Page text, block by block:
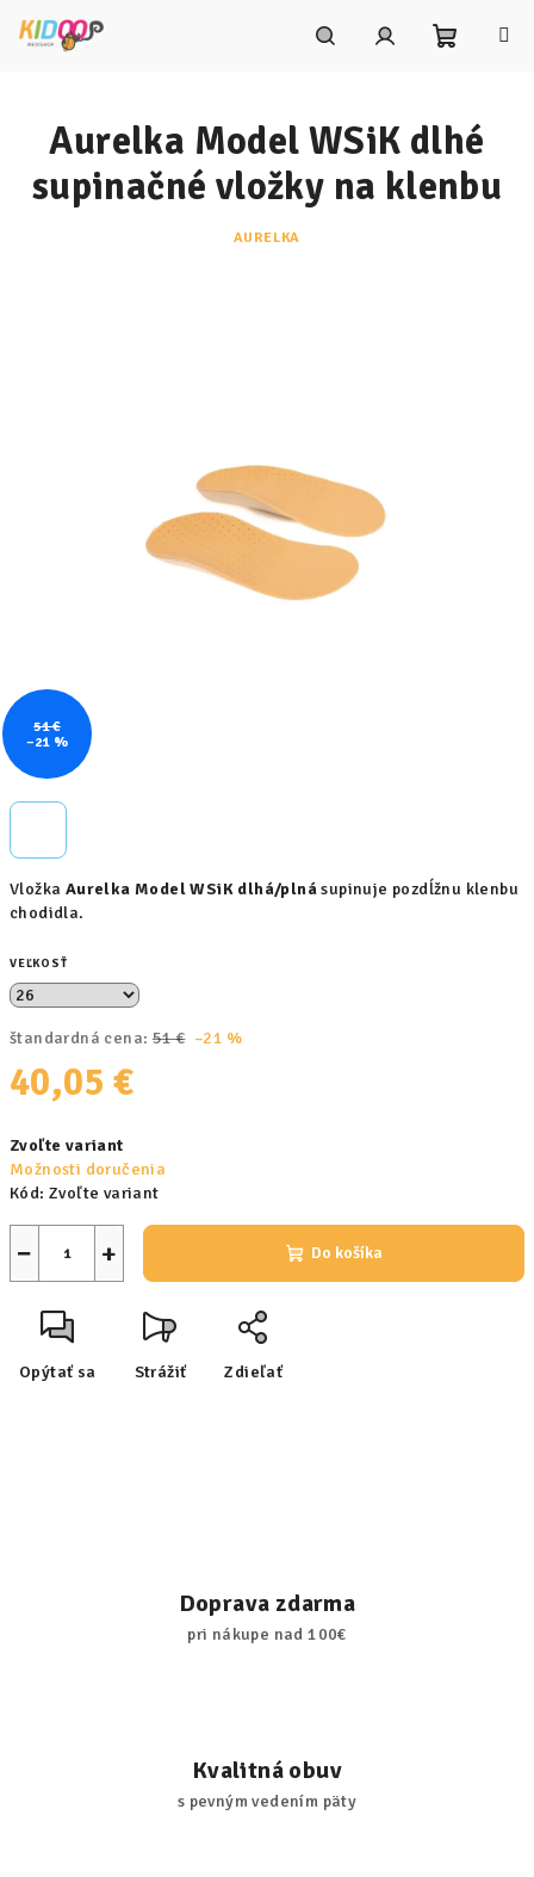
košík
Vložka Aurelka Model WSiK dlhá/plnásupinuje pozdĺžnu klenbu
chodidla.
VEĽKOSŤ
štandardná cena: 51 € –21 %
40,05 €
cena:
Zvoľte variant
Možnosti doručenia
Kód: Zvoľte variant
+
− Do košíka
Opýtať sa Strážiť Zdieľať
Aurelka Model WSiK dlhé
supinačné vložky na klenbu
AURELKA
51 €
–21 %
Doprava zdarma
pri nákupe nad 100€
Kvalitná obuv
s pevným vedením päty